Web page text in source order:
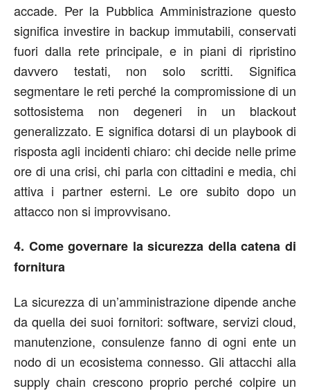
accade. Per la Pubblica Amministrazione questo
significa investire in backup immutabili, conservati
fuori dalla rete principale, e in piani di ripristino
davvero testati, non solo scritti. Significa
segmentare le reti perché la compromissione di un
sottosistema non degeneri in un blackout
generalizzato. E significa dotarsi di un playbook di
risposta agli incidenti chiaro: chi decide nelle prime
ore di una crisi, chi parla con cittadini e media, chi
attiva i partner esterni. Le ore subito dopo un
attacco non si improvvisano.
4. Come governare la sicurezza della catena di
fornitura
La sicurezza di un’amministrazione dipende anche
da quella dei suoi fornitori: software, servizi cloud,
manutenzione, consulenze fanno di ogni ente un
nodo di un ecosistema connesso. Gli attacchi alla
supply chain crescono proprio perché colpire un